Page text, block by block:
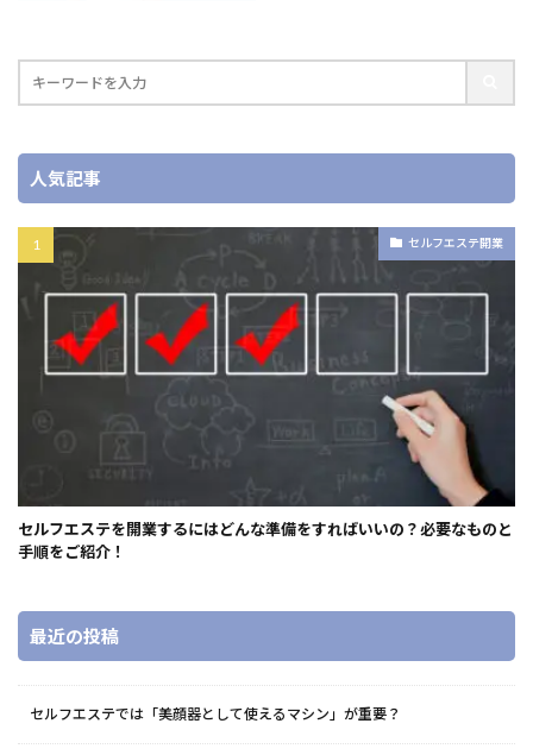
人気記事
セルフエステ開業
セルフエステを開業するにはどんな準備をすればいいの？必要なものと
手順をご紹介！
最近の投稿
セルフエステでは「美顔器として使えるマシン」が重要？